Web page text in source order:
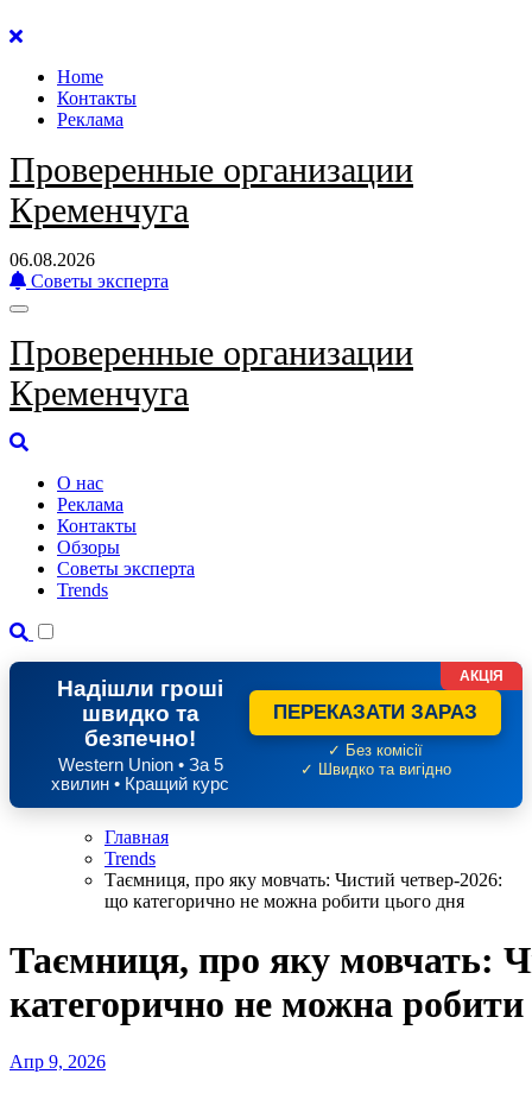
Перейти
содержанию
Home
Контакты
Реклама
Проверенные организации
Кременчуга
06.08.2026
Советы эксперта
Проверенные организации
Кременчуга
О нас
Реклама
Контакты
Обзоры
Советы эксперта
Trends
Надішли гроші
швидко та
безпечно!
Western Union • За 5
хвилин • Кращий курс
ПЕРЕКАЗАТИ ЗАРАЗ
✓ Без комісії
✓ Швидко та вигідно
АКЦІЯ
Главная
Trends
Таємниця, про яку мовчать: Чистий четвер-2026:
що категорично не можна робити цього дня
Таємниця, про яку мовчать:
категорично не можна робити
Апр 9, 2026